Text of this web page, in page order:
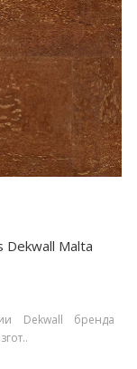
Dekwall Malta
Dekwall бренда